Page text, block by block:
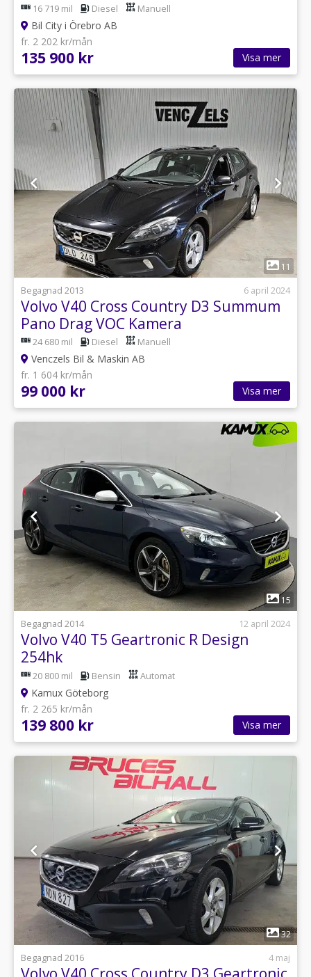
16 719 mil Diesel Manuell
Bil City i Örebro AB
fr. 2 202 kr/mån
135 900 kr Visa mer
1
11
Begagnad 2013
6 april 2024
Volvo V40 Cross Country D3 Summum
Pano Drag VOC Kamera
24 680 mil Diesel Manuell
Venczels Bil & Maskin AB
fr. 1 604 kr/mån
99 000 kr Visa mer
1
15
Begagnad 2014
12 april 2024
Volvo V40 T5 Geartronic R Design
254hk
20 800 mil Bensin Automat
Kamux Göteborg
fr. 2 265 kr/mån
139 800 kr Visa mer
1
32
Begagnad 2016
4 maj